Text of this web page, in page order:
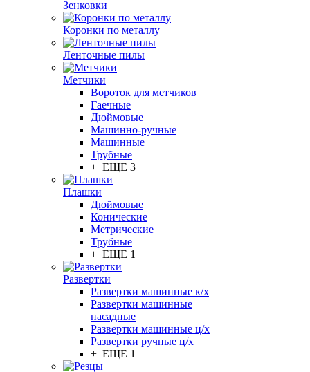
Зенковки
Коронки по металлу
Ленточные пилы
Метчики
Вороток для метчиков
Гаечные
Дюймовые
Машинно-ручные
Машинные
Трубные
+ ЕЩЕ 3
Плашки
Дюймовые
Конические
Метрические
Трубные
+ ЕЩЕ 1
Развертки
Развертки машинные к/х
Развертки машинные
насадные
Развертки машинные ц/х
Развертки ручные ц/х
+ ЕЩЕ 1